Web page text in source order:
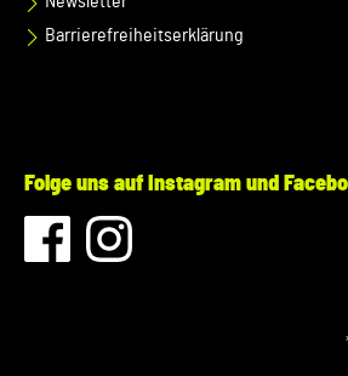
Barrierefreiheitserklärung
Folge uns auf Instagram und